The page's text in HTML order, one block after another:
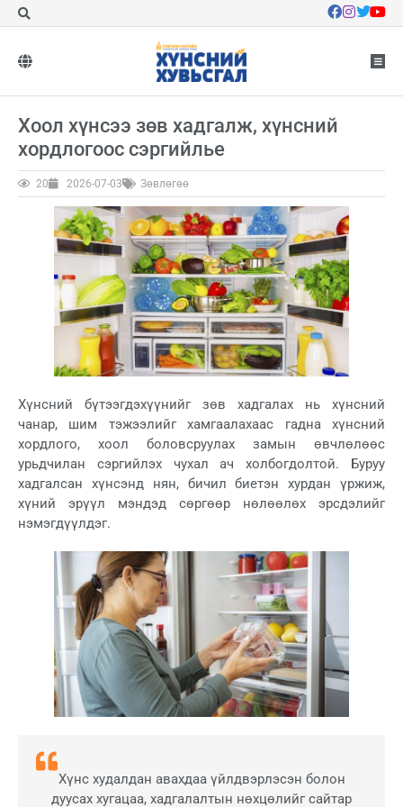
Хоол хүнсээ зөв хадгалж, хүнсний
хордлогоос сэргийлье
20 2026-07-03 Зөвлөгөө
Хүнсний бүтээгдэхүүнийг зөв хадгалах нь хүнсний
чанар, шим тэжээлийг хамгаалахаас гадна хүнсний
хордлого, хоол боловсруулах замын өвчлөлөөс
урьдчилан сэргийлэх чухал ач холбогдолтой. Буруу
хадгалсан хүнсэнд нян, бичил биетэн хурдан үржиж,
хүний эрүүл мэндэд сөргөөр нөлөөлөх эрсдэлийг
нэмэгдүүлдэг.
Хүнс худалдан авахдаа үйлдвэрлэсэн болон
дуусах хугацаа, хадгалалтын нөхцөлийг сайтар